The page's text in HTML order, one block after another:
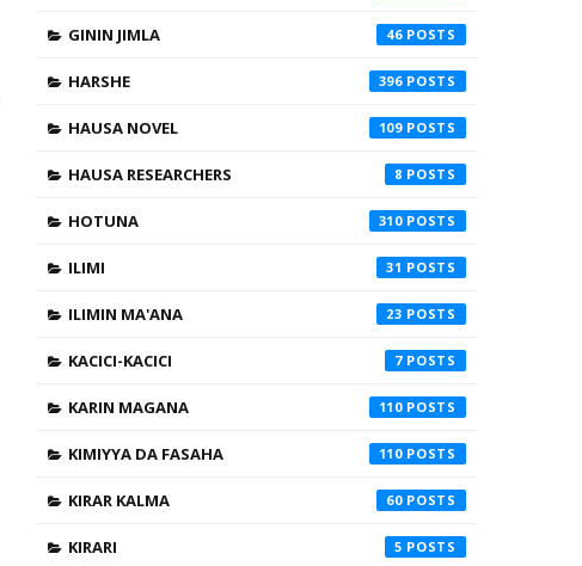
GININ JIMLA 46
HARSHE 396
HAUSA NOVEL 109
HAUSA RESEARCHERS 8
HOTUNA 310
ILIMI 31
ILIMIN MA'ANA 23
KACICI-KACICI 7
KARIN MAGANA 110
KIMIYYA DA FASAHA 110
KIRAR KALMA 60
KIRARI 5